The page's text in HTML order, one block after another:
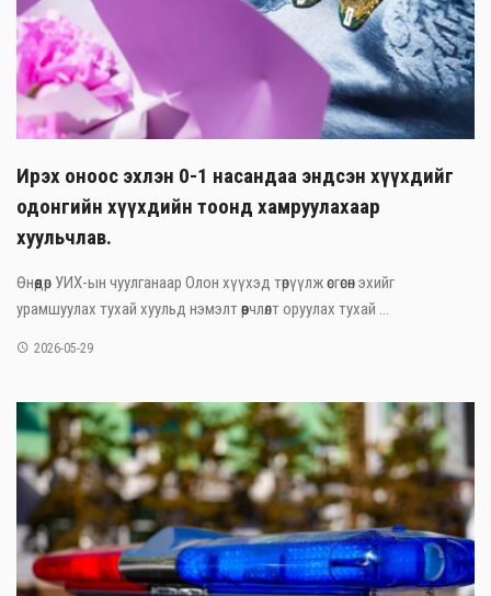
Ирэх оноос эхлэн 0-1 насандаа эндсэн хүүхдийг
одонгийн хүүхдийн тоонд хамруулахаар
хуульчлав.
Өнөөдөр УИХ-ын чуулганаар Олон хүүхэд төрүүлж өсгөсөн эхийг
урамшуулах тухай хуульд нэмэлт өөрчлөлт оруулах тухай ...
2026-05-29